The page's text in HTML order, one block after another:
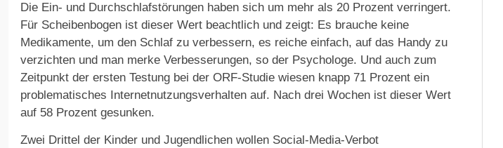
Die Ein- und Durchschlafstörungen haben sich um mehr als 20 Prozent verringert.
Für Scheibenbogen ist dieser Wert beachtlich und zeigt: Es brauche keine
Medikamente, um den Schlaf zu verbessern, es reiche einfach, auf das Handy zu
verzichten und man merke Verbesserungen, so der Psychologe. Und auch zum
Zeitpunkt der ersten Testung bei der ORF-Studie wiesen knapp 71 Prozent ein
problematisches Internetnutzungsverhalten auf. Nach drei Wochen ist dieser Wert
auf 58 Prozent gesunken.
Zwei Drittel der Kinder und Jugendlichen wollen Social-Media-Verbot